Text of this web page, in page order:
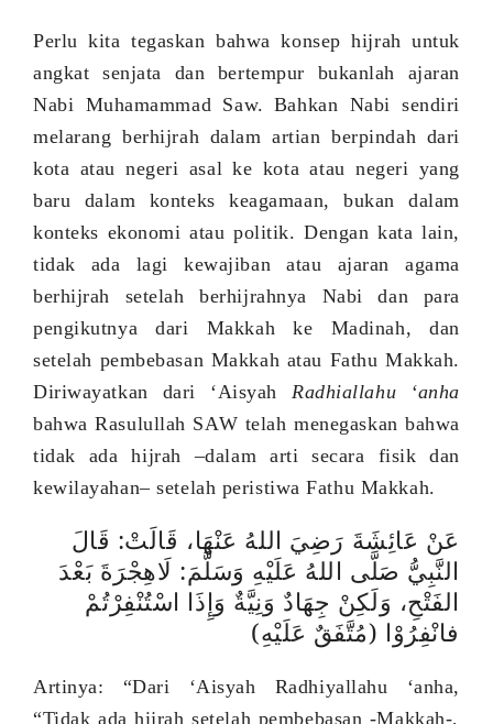
Perlu kita tegaskan bahwa konsep hijrah untuk
angkat senjata dan bertempur bukanlah ajaran
Nabi Muhamammad Saw. Bahkan Nabi sendiri
melarang berhijrah dalam artian berpindah dari
kota atau negeri asal ke kota atau negeri yang
baru dalam konteks keagamaan, bukan dalam
konteks ekonomi atau politik. Dengan kata lain,
tidak ada lagi kewajiban atau ajaran agama
berhijrah setelah berhijrahnya Nabi dan para
pengikutnya dari Makkah ke Madinah, dan
setelah pembebasan Makkah atau Fathu Makkah.
Diriwayatkan dari ‘Aisyah Radhiallahu ‘anha
bahwa Rasulullah SAW telah menegaskan bahwa
tidak ada hijrah –dalam arti secara fisik dan
kewilayahan– setelah peristiwa Fathu Makkah.
عَنْ عَائِشَةَ رَضِيَ اللهُ عَنْهَا، قَالَتْ: قَالَ
النَّبِيُّ صَلَّى اللهُ عَلَيْهِ وَسَلَّمَ: لَاهِجْرَةَ بَعْدَ
الفَتْحِ، وَلَكِنْ جِهَادٌ وَنِيَّةٌ وَإِذَا اسْتُنْفِرْتُمْ
فانْفِرُوْا (مُتَّفَقٌ عَلَيْهِ)
Artinya: “Dari ‘Aisyah Radhiyallahu ‘anha,
“Tidak ada hijrah setelah pembebasan -Makkah-,